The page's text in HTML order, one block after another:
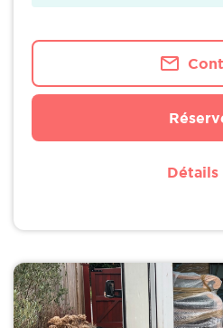
Détails